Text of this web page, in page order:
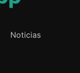
Noticias